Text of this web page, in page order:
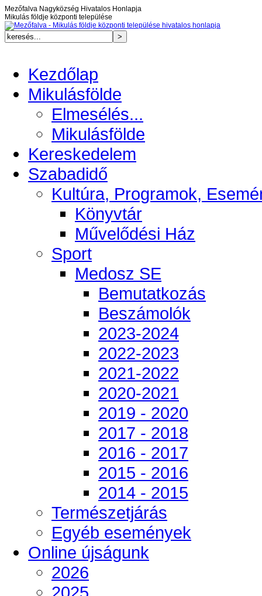
Mezőfalva Nagyközség Hivatalos Honlapja
Mikulás földje központi települése
Kezdőlap
Mikulásfölde
Elmesélés...
Mikulásfölde
Kereskedelem
Szabadidő
Kultúra, Programok,
Könyvtár
Művelődési Ház
Sport
Medosz SE
Bemutatkozás
Beszámolók
2023-2024
2022-2023
2021-2022
2020-2021
2019 - 2020
2017 - 2018
2016 - 2017
2015 - 2016
2014 - 2015
Természetjárás
Egyéb események
Online újságunk
2026